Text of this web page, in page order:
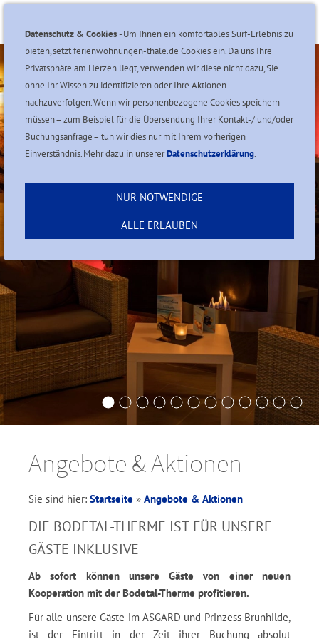
Angebote & Aktionen
Sie sind hier: Startseite » Angebote & Aktionen
DIE BODETAL-THERME IST FÜR UNSERE
GÄSTE INKLUSIVE
Ab sofort können unsere Gäste von einer neuen
Kooperation mit der Bodetal-Therme profitieren.
Für alle unsere Gäste im ASGARD und Prinzess Brunhilde,
ist der Eintritt in der Zeit ihrer Buchung absolut
Datenschutz & Cookies- Um Ihnen ein komfortables Surf-Erlebnis zu
bieten, setzt ferienwohnungen-thale.de Cookies ein. Da uns Ihre
Privatsphäre am Herzen liegt, verwenden wir diese nicht dazu, Sie
ohne Ihr Wissen zu identifizieren oder Ihre Aktionen
nachzuverfolgen. Wenn wir personenbezogene Cookies speichern
müssen – zum Beispiel für die Übersendung Ihrer Kontakt-/ und/oder
Buchungsanfrage – tun wir dies nur mit Ihrem vorherigen
Einverständnis. Mehr dazu in unsererDatenschutzerklärung.
NUR NOTWENDIGE
ALLE ERLAUBEN